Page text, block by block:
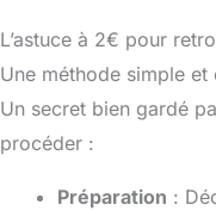
L’astuce à 2€ pour
Une méthode simple et
Un secret bien gardé
procéder :
Préparation :